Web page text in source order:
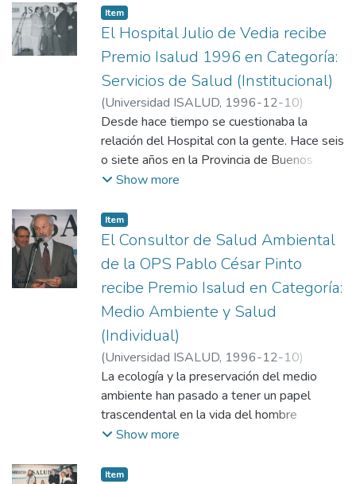
urgentes. El programa "Salud para Todos"
está presente y se hizo acreedor al Premio
ISALUD 1996 en la categoría Medios de
Comunicación Gráfica. Lo recibieron Estrella
Scalese y Daniel Fernández. Fue entregado
por Alejandro Abella y Mario Virgolini.
Item
El Hospital Julio de Vedia recibe
Premio Isalud 1996 en Categoría:
Servicios de Salud (Institucional)
(Universidad ISALUD, 1996-12-10)
Departamento de Comunicación,
Universidad ISALUD
Desde hace tiempo se cuestionaba la
relación del Hospital con la gente. Hace seis
o siete años en la Provincia de Buenos
Aires se iniciaron actividades para que la
la conducción. Este fue el fundamento del
hospital descentralizado, que como el
Hospital Julio de Vedia es hoy el paradigma
de este tipo de centro sanitario. Recibió la
distinción Ricardo Hoesse, que fue
entregada por los Dres. Norberto Carli e
Ismael Passaglia.
Show more
Item
El Consultor de Salud Ambiental
de la OPS Pablo César Pinto
recibe Premio Isalud en Categoría:
Medio Ambiente y Salud
(Individual)
(Universidad ISALUD, 1996-12-10)
Departamento de Comunicación,
Universidad ISALUD
La ecología y la preservación del medio
ambiente han pasado a tener un papel
trascendental en la vida del hombre
moderno. Son muchos ya los investigadores
es sinónimo de salud. No sólo son muchos
Show more
Item